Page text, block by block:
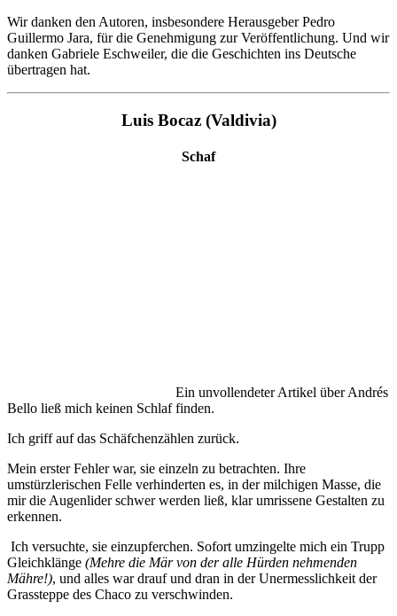
Wir danken den Autoren, insbesondere Herausgeber Pedro
Guillermo Jara, für die Genehmigung zur Veröffentlichung. Und wir
danken Gabriele Eschweiler, die die Geschichten ins Deutsche
übertragen hat.
Luis Bocaz (Valdivia)
Schaf
Ein unvollendeter Artikel über Andrés
Bello ließ mich keinen Schlaf finden.
Ich griff auf das Schäfchenzählen zurück.
Mein erster Fehler war, sie einzeln zu betrachten. Ihre
umstürzlerischen Felle verhinderten es, in der milchigen Masse, die
mir die Augenlider schwer werden ließ, klar umrissene Gestalten zu
erkennen.
Ich versuchte, sie einzupferchen. Sofort umzingelte mich ein Trupp
Gleichklänge (Mehre die Mär von der alle Hürden nehmenden
Mähre!), und alles war drauf und dran in der Unermesslichkeit der
Grassteppe des Chaco zu verschwinden.